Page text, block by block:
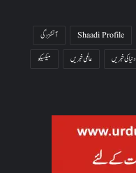
Shaadi Profile
آتشزدگی
دنیا کی خبریں عالمی خبریں
میکسیکو